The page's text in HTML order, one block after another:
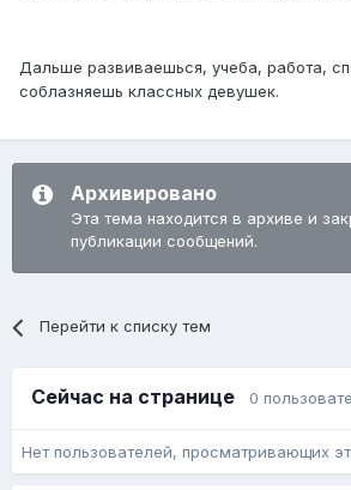
Дальше развиваешься, учеба, работа,
соблазняешь классных девушек.
Архивировано
Эта тема находится в архиве и
публикации сообщений.
Перейти к списку тем
Сейчас на странице 0
Нет пользователей, просматривающих